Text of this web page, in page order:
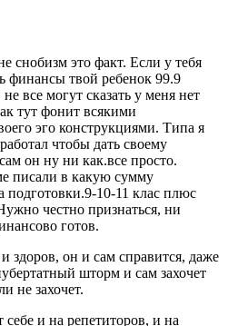
снобизм это факт. Если у тебя
финансы твой ребенок 99.9
все могут сказать у меня нет
тут фонит всякими
эго конструкциями. Типа я
чтобы дать своему
он ну ни как.все просто.
писали в какую сумму
подготовки.9-10-11 клас плюс
честно признаться, ни
готов.
здоров, он и сам справится, даже
шторм и сам захочет
не захочет.
себе и на репетиторов, и на